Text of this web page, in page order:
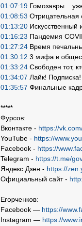
01:07:19 Гомозавры...
01:08:53 Отрицательная
01:13:20 Искусственный
01:16:23 Пандемия
01:27:24 Время
01:30:12 3 мифа в
01:33:24 Свободен тот,
01:34:07 Лайк!
01:35:57 Финальные
*****
Фурсов:
Вконтакте - https://
YouTube - https://
Facebook - https://
Telegram - https://t.me/
Яндекс Дзен - https://
Официальный сайт -
Егорченков:
Facebook — https://
Instagram — https://